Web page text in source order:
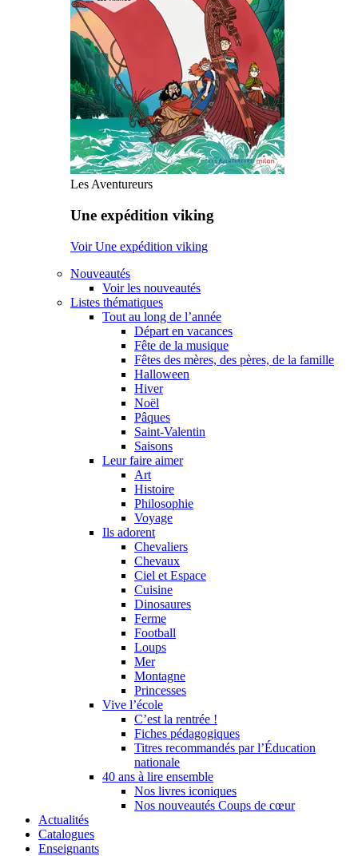
Les Aventureurs
Une expédition viking
Voir Une expédition viking
Nouveautés
Voir les nouveautés
Listes thématiques
Tout au long de l’année
Départ en vacances
Fête de la musique
Fêtes des mères, des pères, de la famille
Halloween
Hiver
Noël
Pâques
Saint-Valentin
Saisons
Leur faire aimer
Art
Histoire
Philosophie
Voyage
Ils adorent
Chevaliers
Chevaux
Ciel et Espace
Cuisine
Dinosaures
Ferme
Football
Loups
Mer
Montagne
Princesses
Vive l’école
C’est la rentrée !
Fiches pédagogiques
Titres recommandés par l’Éducation
nationale
40 ans à lire ensemble
Nos livres iconiques
Nos nouveautés Coups de cœur
Actualités
Catalogues
Enseignants